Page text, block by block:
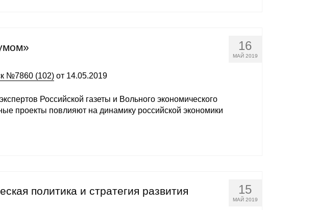
16
МАЙ 2019
№7860 (102) от 14.05.2019
Российской газеты и Вольного экономического
проекты повлияют на динамику российской экономики
15
МАЙ 2019
политика и стратегия развития